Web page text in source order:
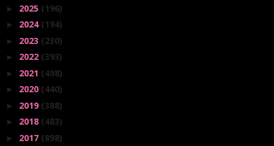
► 2025 (196)
► 2024 (194)
► 2023 (230)
► 2022 (393)
► 2021 (498)
► 2020 (440)
► 2019 (388)
► 2018 (483)
► 2017 (898)